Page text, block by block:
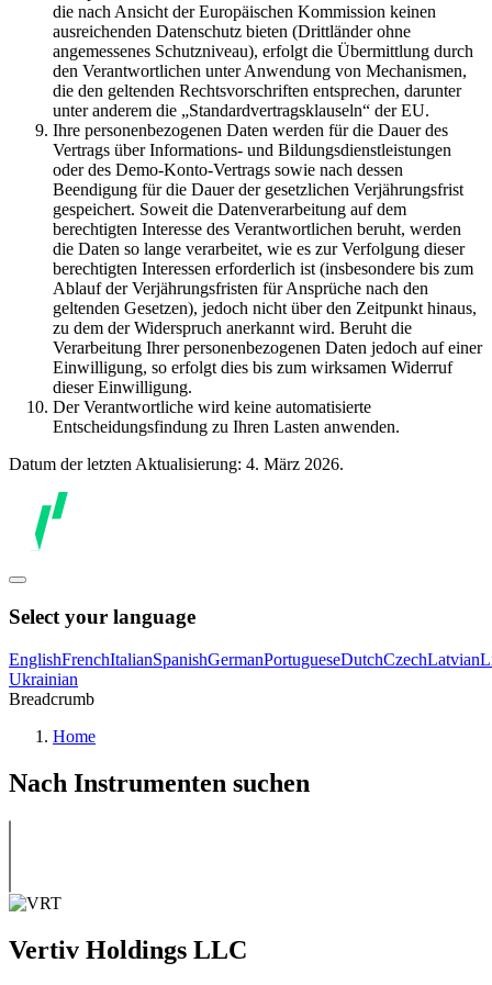
die nach Ansicht der Europäischen Kommission keinen
ausreichenden Datenschutz bieten (Drittländer ohne
angemessenes Schutzniveau), erfolgt die Übermittlung durch
den Verantwortlichen unter Anwendung von Mechanismen,
die den geltenden Rechtsvorschriften entsprechen, darunter
unter anderem die „Standardvertragsklauseln“ der EU.
Ihre personenbezogenen Daten werden für die Dauer des
Vertrags über Informations- und Bildungsdienstleistungen
oder des Demo-Konto-Vertrags sowie nach dessen
Beendigung für die Dauer der gesetzlichen Verjährungsfrist
gespeichert. Soweit die Datenverarbeitung auf dem
berechtigten Interesse des Verantwortlichen beruht, werden
die Daten so lange verarbeitet, wie es zur Verfolgung dieser
berechtigten Interessen erforderlich ist (insbesondere bis zum
Ablauf der Verjährungsfristen für Ansprüche nach den
geltenden Gesetzen), jedoch nicht über den Zeitpunkt hinaus,
zu dem der Widerspruch anerkannt wird. Beruht die
Verarbeitung Ihrer personenbezogenen Daten jedoch auf einer
Einwilligung, so erfolgt dies bis zum wirksamen Widerruf
dieser Einwilligung.
Der Verantwortliche wird keine automatisierte
Entscheidungsfindung zu Ihren Lasten anwenden.
Datum der letzten Aktualisierung: 4. März 2026.
Select your language
EnglishFrenchItalianSpanishGermanPortugueseDutchCzechLatvian
Ukrainian
Breadcrumb
Home
Nach Instrumenten suchen
Vertiv Holdings LLC